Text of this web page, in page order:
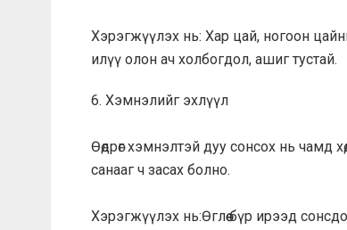
Хэрэгжүүлэх нь: Хар цай, ногоон
илүү олон ач холбогдол, ашиг тустай.
6. Хэмнэлийг эхлүүл
Өөдрөг хэмнэлтэй дуу сонсох нь чамд
санааг ч засах болно.
Хэрэгжүүлэх нь:Өглөө бүр ирээд